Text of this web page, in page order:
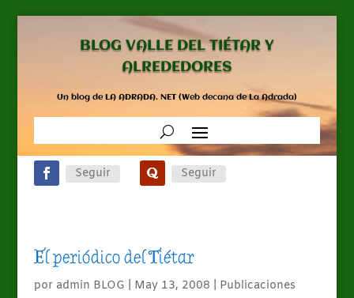
BLOG VALLE DEL TIÉTAR Y
ALREDEDORES
Un blog de LA ADRADA. NET (Web decana de La Adrada)
Seguir Seguir
El periódico del Tiétar
por admin BLOG May 13, 2008 Publicaciones